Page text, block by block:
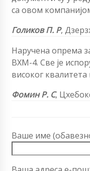
са овом
Голиков П. Р,
Наручена опрема
ВХМ-4. Све је
високог
Фомин Р. С,
Ваше име